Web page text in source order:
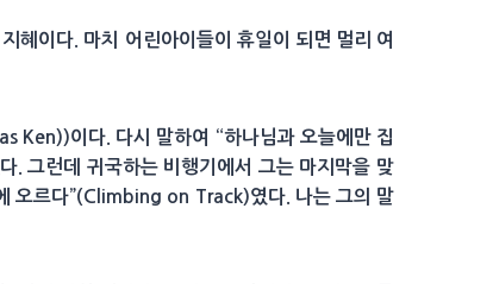
혜이다. 마치 어린아이들이 휴일이 되면 멀리 여
Ken))이다. 다시 말하여 “하나님과 오늘에만 집
. 그런데 귀국하는 비행기에서 그는 마지막을 맞
오르다”(Climbing on Track)였다. 나는 그의 말